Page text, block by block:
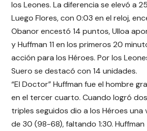
los Leones. La diferencia se elevó a
Luego Flores, con 0:03 en el reloj,
Obanor encestó 14 puntos, Ulloa
y Huffman 11 en los primeros 20
acción para los Héroes. Por los
Suero se destacó con 14 unidades.
“El Doctor” Huffman fue el hombre
en el tercer cuarto. Cuando logró dos
triples seguidos dio a los Héroes una
de 30 (98-68), faltando 1:30. Huffman